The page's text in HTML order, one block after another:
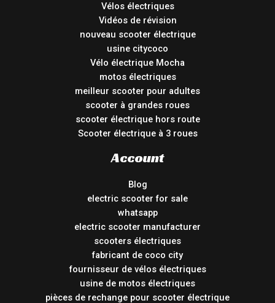
Vélos électriques
Vidéos de révision
nouveau scooter électrique
usine citycoco
Vélo électrique Mocha
motos électriques
meilleur scooter pour adultes
scooter à grandes roues
scooter électrique hors route
Scooter électrique à 3 roues
Account
Blog
electric scooter for sale
whatsapp
electric scooter manufacturer
scooters électriques
fabricant de coco city
fournisseur de vélos électriques
usine de motos électriques
pièces de rechange pour scooter électrique